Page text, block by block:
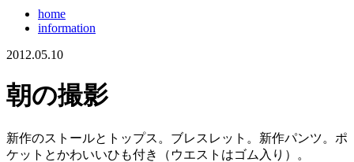
home
information
2012.05.10
朝の撮影
新作のストールとトップス。ブレスレット。 新作パンツ。ポ
ケットとかわいいひも付き（ウエストはゴム入り）。